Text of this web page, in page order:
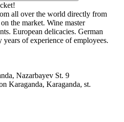
all over the world directly from
the market. Wine master
European delicacies. German
years of experience of employees.
Nazarbayev St. 9
Karaganda, Karaganda, st.